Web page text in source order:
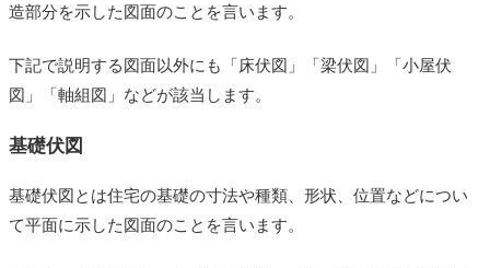
造部分を示した図面のことを言います。
下記で説明する図面以外にも「床伏図」「梁伏図」「小屋伏
図」「軸組図」などが該当します。
基礎伏図
基礎伏図とは住宅の基礎の寸法や種類、形状、位置などについ
て平面に示した図面のことを言います。